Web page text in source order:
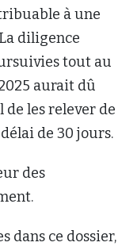
à une
diligence
tout au
aurait dû
les relever de
de 30 jours.
des
dans ce dossier,